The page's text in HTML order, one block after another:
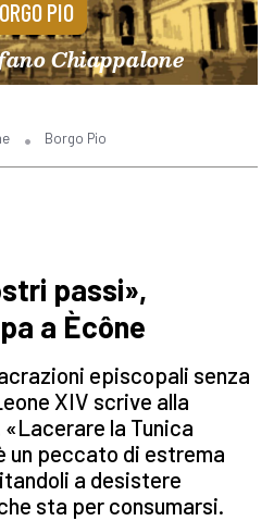
PIO
Chiappalone
Borgo Pio
passi»,
a Ècône
episcopali senza
XIV scrive alla
la Tunica
un peccato di estrema
a desistere
sta per consumarsi.